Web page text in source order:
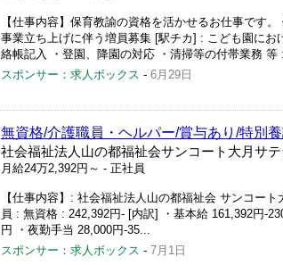
【仕事内容】保育教諭の資格を活かせるお仕事です
事業立ち上げに伴う増員募集 [駅チカ] : こども園に
絡帳記入 ・登園、降園の対応 ・清掃等の付帯業務 等
スポンサー：求人ボックス - 6月29日
無資格/介護職員・ヘルパー/賞与あり/特別
社会福祉法人山の都福祉会サンコート大月サテ
月給24万2,392円～ - 正社員
【仕事内容】: 社会福祉法人山の都福祉会 サンコー
員 : 無資格 : 242,392円- [内訳] ・基本給 161,392円-
円 ・夜勤手当 28,000円-35...
スポンサー：求人ボックス - 7月1日